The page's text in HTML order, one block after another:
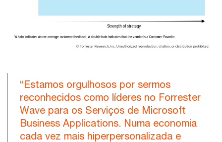
“Estamos orgulhosos por sermos
reconhecidos como líderes no Forrester
Wave para os Serviços de Microsoft
Business Applications. Numa economia
cada vez mais hiperpersonalizada e